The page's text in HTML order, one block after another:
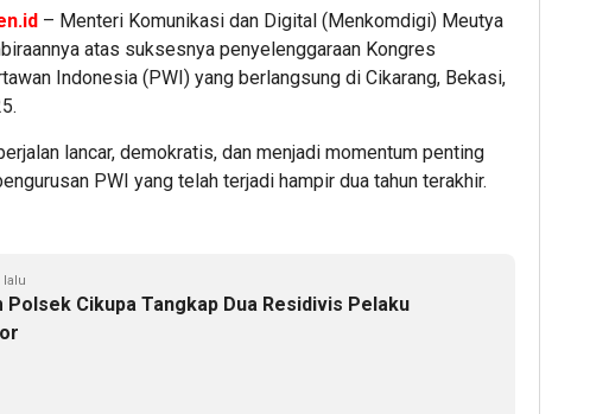
– Menteri Komunikasi dan Digital (Menkomdigi) Meutya
atas suksesnya penyelenggaraan Kongres
Indonesia (PWI) yang berlangsung di Cikarang, Bekasi,
lancar, demokratis, dan menjadi momentum penting
PWI yang telah terjadi hampir dua tahun terakhir.
lalu
Polsek Cikupa Tangkap Dua Residivis Pelaku